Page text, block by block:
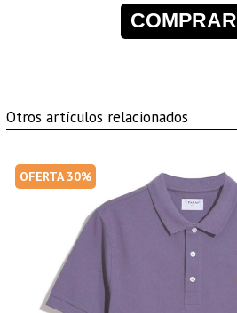
COMPRAR
Otros artículos relacionados
OFERTA 30%